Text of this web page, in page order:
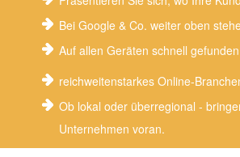
Bei Google & Co. weiter oben
Auf allen Geräten schnell
reichweitenstarkes Online-
Ob lokal oder überregional -
Unternehmen voran.